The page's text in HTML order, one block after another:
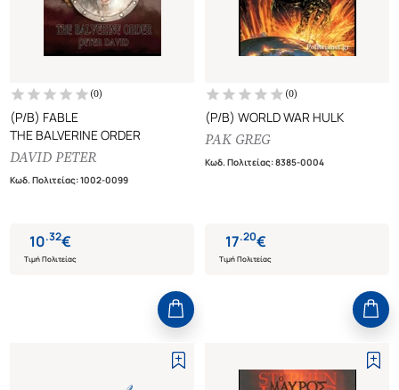
(0)
(P/B) FABLE
THE BALVERINE ORDER
DAVID PETER
Κωδ. Πολιτείας:1002-0099
10.32€
Τιμή Πολιτείας
(0)
(P/B) WORLD WAR HULK
PAK GREG
Κωδ. Πολιτείας:8385-0004
17.20€
Τιμή Πολιτείας